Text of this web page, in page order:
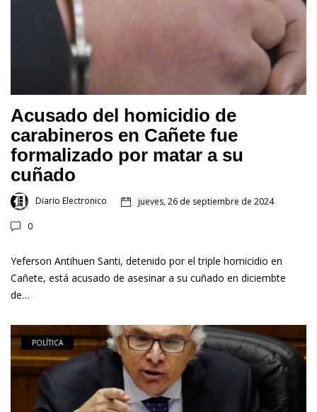
Acusado del homicidio de
carabineros en Cañete fue
formalizado por matar a su
cuñado
Diario Electronico jueves, 26 de septiembre de 2024
0
Yeferson Antihuen Santi, detenido por el triple homicidio en
Cañete, está acusado de asesinar a su cuñado en diciembte
de…
POLÍTICA